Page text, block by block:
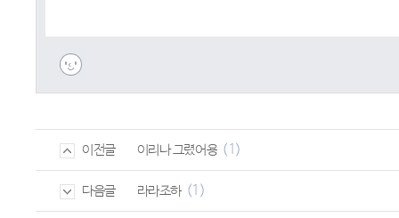
이전글 이리나 그렸어용 (1)
다음글 라라조하 (1)